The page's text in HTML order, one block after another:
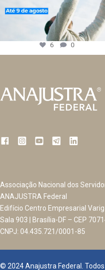
6 0
Associação Nacional dos
ANAJUSTRA Federal
Edifício Centro Empresarial
Sala 903 | Brasília-DF – CEP
CNPJ: 04.435.721/0001-85
© 2024 Anajustra Federal. Todos